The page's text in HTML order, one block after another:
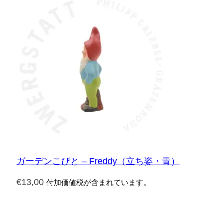
ガーデンこびと – Freddy（立ち姿・青）
€13,00 付加価値税が含まれています。